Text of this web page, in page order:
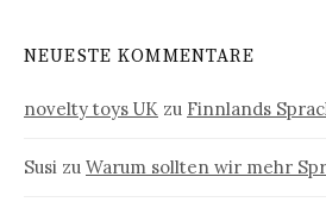
NEUESTE KOMMENTARE
novelty toys UK zu Finnlands
Susi zu Warum sollten wir mehr